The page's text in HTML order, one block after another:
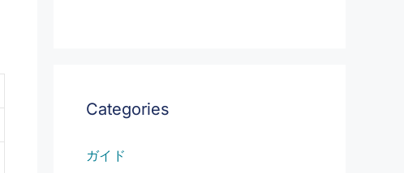
Categories
ガイド